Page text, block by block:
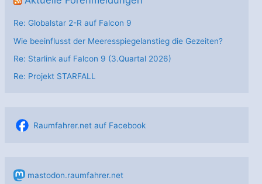
Re: Globalstar 2-R auf Falcon 9
Wie beeinflusst der Meeresspiegelanstieg die Gezeiten?
Re: Starlink auf Falcon 9 (3.Quartal 2026)
Re: Projekt STARFALL
Raumfahrer.net auf Facebook
mastodon.raumfahrer.net